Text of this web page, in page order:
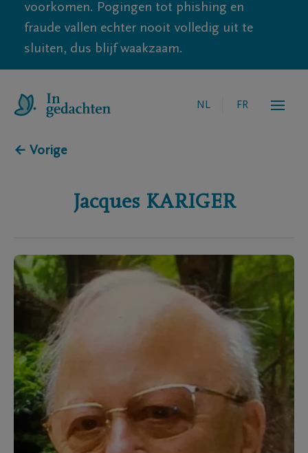
voorkomen. Pogingen tot phishing en
fraude vallen echter nooit volledig uit te
sluiten, dus blijf waakzaam.
NL FR
← Vorige
Jacques KARIGER